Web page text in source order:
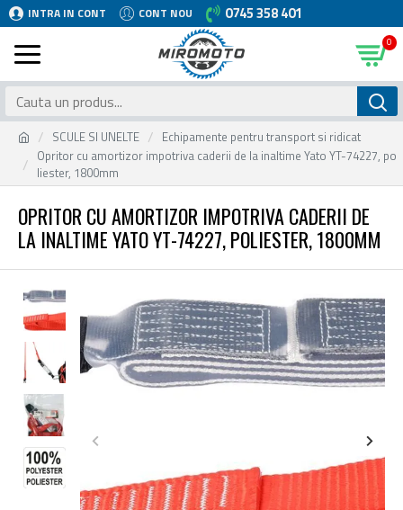
INTRA IN CONT CONT NOU 0745 358 401
0
SCULE SI UNELTE
Echipamente pentru transport si ridicat
Opritor cu amortizor impotriva caderii de la inaltime Yato YT-74227, po
liester, 1800mm
OPRITOR CU AMORTIZOR IMPOTRIVA CADERII DE
LA INALTIME YATO YT-74227, POLIESTER, 1800MM